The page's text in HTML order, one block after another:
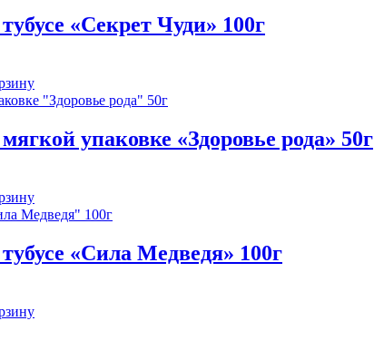
«Секрет Чуди» 100г
упаковке «Здоровье рода» 50г
«Сила Медведя» 100г